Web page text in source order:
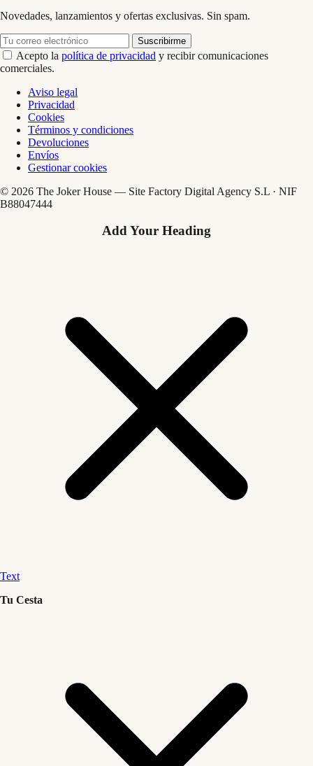
Novedades, lanzamientos y ofertas exclusivas. Sin spam.
Suscribirme
Acepto la política de privacidad y recibir comunicaciones
comerciales.
Aviso legal
Privacidad
Cookies
Términos y condiciones
Devoluciones
Envíos
Gestionar cookies
© 2026 The Joker House — Site Factory Digital Agency S.L · NIF
B88047444
Add Your Heading
Text
Tu Cesta